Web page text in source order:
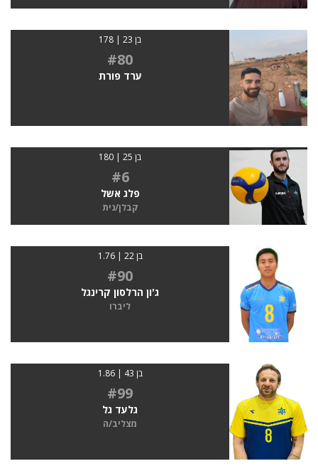
בן 23 | 178
#80
ערד פורת
בן 25 | 180
#6
פלג אשל
קבלן/נית
בן 22 | 1.76
#90
ג'ון הרלסון קרינגל
ליברו
בן 43 | 1.86
#99
גלעד גל
מצליב/ה